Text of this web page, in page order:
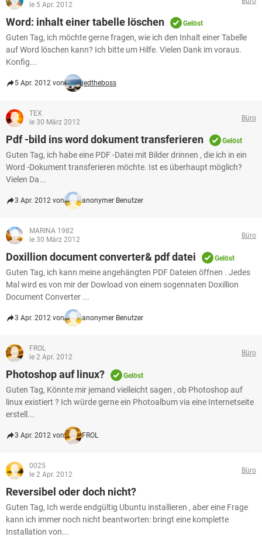
FACEBOOKle 5 Apr. 2012
Word: inhalt einer tabelle löschen Gelöst
Guten Tag, ich möchte gerne fragen, wie ich den Inhalt einer Tabelle
auf Word löschen kann? Ich bitte um Hilfe. Vielen Dank im voraus.
Konfig...
5 Apr. 2012 von jedtheboss
TEX
le 30 März 2012
Büro
Pdf -bild ins word dokument transferieren Gelöst
Guten Tag, ich habe eine PDF -Datei mit Bilder drinnen , die ich in ein
Word -Dokument transferieren möchte. Ist es überhaupt möglich?
Vielen Da...
3 Apr. 2012 von anonymer Benutzer
MARINA 1982
le 30 März 2012
Büro
Doxillion document converter& pdf datei Gelöst
Guten Tag, ich kann meine angehängten PDF Dateien öffnen . Jedes
Mal wird es von mir der Dowload von einem sogennaten Doxillion
Document Converter ...
3 Apr. 2012 von anonymer Benutzer
FROL
le 2 Apr. 2012
Büro
Photoshop auf linux? Gelöst
Guten Tag, Könnte mir jemand vielleicht sagen , ob Photoshop auf
linux existiert ? Ich würde gerne ein Photoalbum via eine Internetseite
erstell...
3 Apr. 2012 von FROL
0025
le 2 Apr. 2012
Büro
Reversibel oder doch nicht?
Guten Tag, Ich werde endgültig Ubuntu installieren , aber eine Frage
kann ich immer noch nicht beantworten: bringt eine komplette
Installation von...